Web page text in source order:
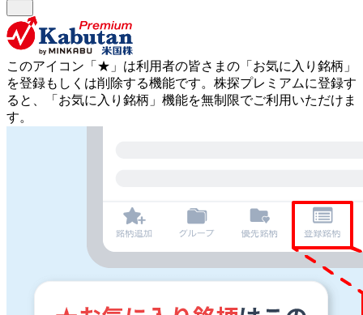
このアイコン 「★」 は利用者の皆さまの 「お気に入り銘柄」
を登録もしくは削除する機能です。 株探プレミアムに登録す
ると、「お気に入り銘柄」機能を無制限でご利用いただけま
す。